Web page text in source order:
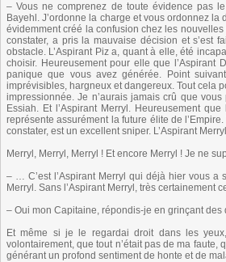
– Vous ne comprenez de toute évidence pas
Bayehl. J’ordonne la charge et vous ordonnez
évidemment créé la confusion chez les
constater, a pris la mauvaise décision et s’est
obstacle. L’Aspirant Piz a, quant à elle, été
choisir. Heureusement pour elle que
panique que vous avez générée. Point
imprévisibles, hargneux et dangereux. Tout cela
impressionnée. Je n’aurais jamais crû que
Essiah. Et l’Aspirant Merryl. Heureusement
représente assurément la future élite de
constater, est un excellent sniper. L’Aspirant
Merryl, Merryl, Merryl ! Et encore Merryl ! Je ne
– … C’est l’Aspirant Merryl qui déjà hier vous a
Merryl. Sans l’Aspirant Merryl, très certainement
– Oui mon Capitaine, répondis-je en grinçant des
Et même si je le regardai droit dans les
volontairement, que tout n’était pas de ma
générant un profond sentiment de honte et de